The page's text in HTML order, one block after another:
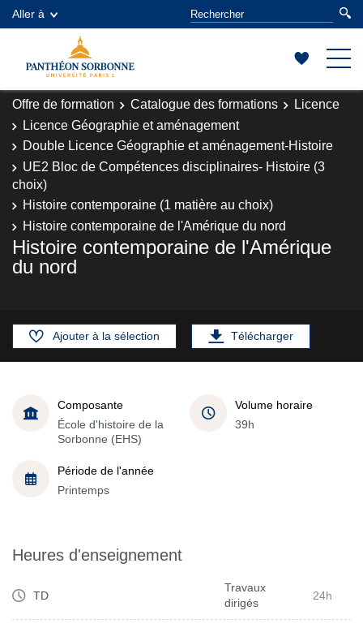
Aller à
Offre de formation Catalogue des formations
Licence
Licence Géographie et aménagement
Double Licence Géographie et aménagement-Histoire
UE2 Bloc de Compétences disciplinaires- Histoire (3
choix)
Histoire contemporaine (1 matière au choix)
Histoire contemporaine de l'Amérique du nord
Histoire contemporaine de l'Amérique
du nord
Ajouter à la sélection Télécharger
Composante
École d'histoire de la
Sorbonne (EHS)
Volume horaire
39h
Période de l'année
Printemps
Heures d'enseignement
TD
Travaux
dirigés
24h